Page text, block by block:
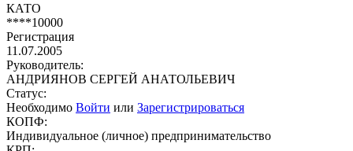
КАТО
****10000
Регистрация
11.07.2005
Руководитель:
АНДРИЯНОВ СЕРГЕЙ АНАТОЛЬЕВИЧ
Статус:
Необходимо Войти или Зарегистрироваться
КОПФ:
Индивидуальное (личное) предпринимательство